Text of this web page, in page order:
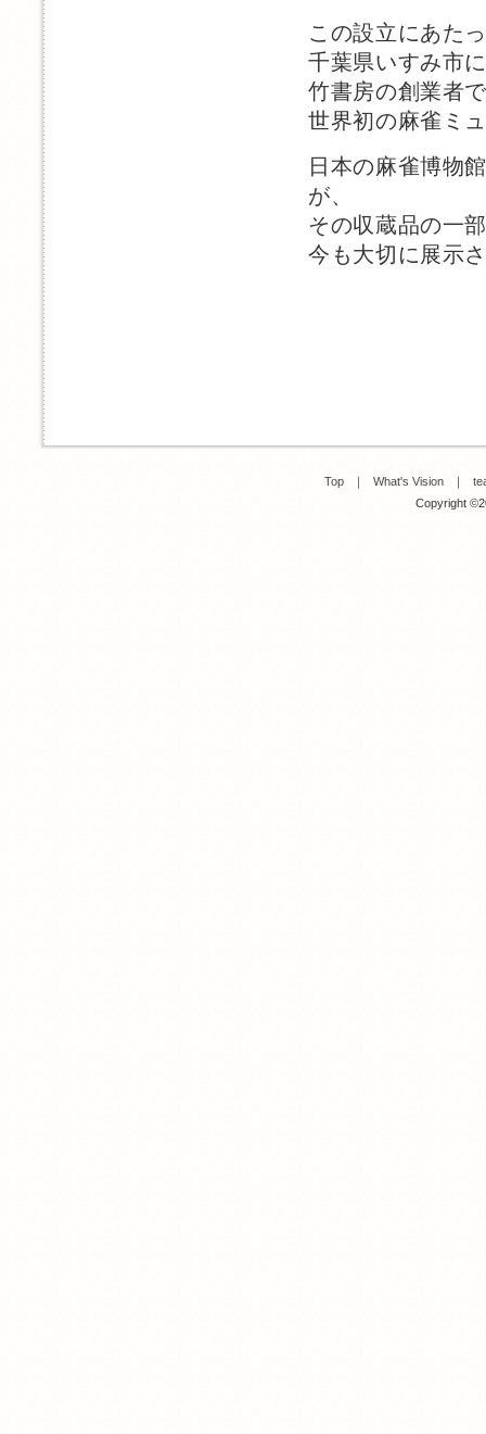
この設立にあた
千葉県いすみ市
竹書房の創業者
世界初の麻雀ミ
日本の麻雀博物
が、
その収蔵品の一
今も大切に展示
Top What's Vision
Copyright